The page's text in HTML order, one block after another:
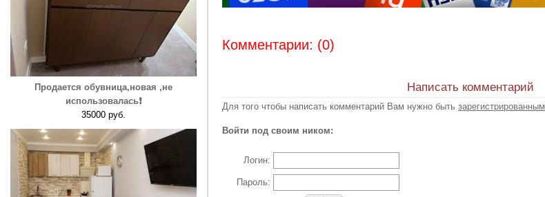
Продается обувница,новая ,не
использовалась❗️
35000 руб.
Комментарии: (0)
Написать комментарий
Для того чтобы написать комментарий Вам нужно быть зарегистрированным
Войти под своим ником:
Логин:
Пароль: